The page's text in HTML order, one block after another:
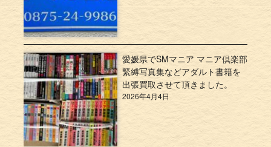
愛媛県でSMマニア マニア倶楽部
緊縛写真集などアダルト書籍を
出張買取させて頂きました。
2026年4月4日